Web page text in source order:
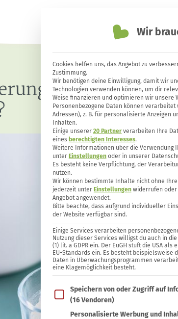
vor dem
Wir
Cookies helfen uns, das Angebot zu
Zustimmung.
Wir benötigen deine Einwilligung, damit wir
Technologien verwenden können, um dir
Weise finanzieren und optimieren wir unsere
Personenbezogene Daten können
Adressen), z. B. für personalisierte Anzeigen
Inhalten.
Einige unserer 20 Partner verarbeiten Ihre
eines berechtigten Interesses.
Weitere Informationen über die Verwendung
unter Einstellungen oder in unserer
Es besteht keine Verpflichtung, der
nutzen.
Wir können bestimmte Inhalte nicht ohne
jederzeit unter Einstellungen widerrufen oder
Angebot angewendet.
Bitte beachte, dass aufgrund individueller
der Website verfügbar sind.
Einige Services verarbeiten
Nutzung dieser Services willigst du auch in
(1) lit. a GDPR ein. Der EuGH stuft die USA
EU-Standards ein. Es besteht beispielsweise
Daten in Überwachungsprogrammen
eine Klagemöglichkeit besteht.
Im Folgenden findest du eine
Speichern von oder Zugriff auf
(16 Vendoren)
Personalisierte Werbung und